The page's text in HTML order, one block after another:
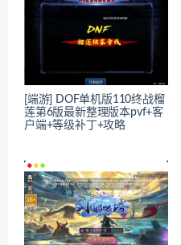
[端游] DOF单机版110终战榴
莲第6版最新整理版本pvf+客
户端+等级补丁+攻略